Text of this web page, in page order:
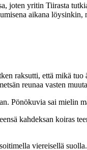
joten yritin Tiirasta
aikana löysinkin,
raksutti, että mikä
reunaa vasten
Pönökuvia sai mielin
kahdeksan koiras
viereisellä